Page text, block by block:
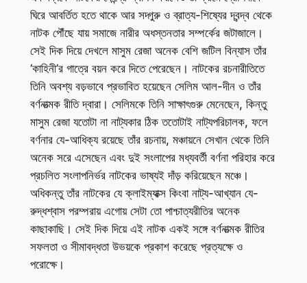
ঘিরে আবর্তিত হতে থাকে আর সদ্গুরু ও ব্রাত্য-শিষ্যের দ্বন্দ্ব থেকে
নাটক পৌঁছে যায় সমাজে নারীর অধস্তনতার সম্পর্কের জটাজালে।
সেই দিক দিয়ে দেখলে মাসুম রেজা অনেক বেশি জটিল বিন্যাস তাঁর
‘কাহিনী’র গাত্রে বয়ন করে দিতে পেরেছেন। নাটকের রচনারীতিতে
তিনি অবশ্য বড়ভাবে প্রভাবিত হয়েছেন সেলিম আল-দীন ও তাঁর
বর্ণনাত্মক রীতি দ্বারা। সেলিমকে তিনি সাক্ষাৎগুরু মেনেছেন, কিন্তু
মাসুম রেজা যতোটা না নাট্যকার ঠিক ততোটাই নাট্যপরিচালক, ফলে
বর্ণনার যে-আধিক্য রয়েছে তাঁর রচনায়, মঞ্চায়নে সেখান থেকে তিনি
অনেক সরে এসেছেন এবং দুই সংলাপের মধ্যবর্তী বর্ণনা পরিহার করে
প্রচলিত সংলাপনির্ভর নাটকের ভাষ্যই দাঁড় করিয়েছেন মঞ্চে।
অধিকন্তু তাঁর নাটকের যে ক্লাইম্যাক্স কিংবা নাট্য-আখ্যান যে-
রুদ্ধশ্বাস পরম্পরায় এগোয় সেটা তো পাশ্চাত্যরীতির অনেক
কাছাকাছি। সেই দিক দিয়ে এই নাটক একই সঙ্গে বর্ণনাত্মক রীতির
সফলতা ও সীমাবদ্ধতা উভয়কে প্রকাশ করেছে প্রত্যক্ষে ও
পরোক্ষে।